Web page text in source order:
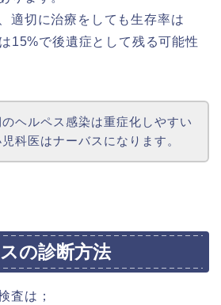
適切に治療をしても生存率は
15%で後遺症として残る可能性
ヘルペス感染は重症化しやすい
科医はナーバスになります。
の診断方法
査は；